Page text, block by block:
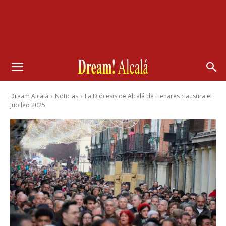
Dream Alcalá Noticias
La Diócesis de Alcalá de Henares clausura el
Jubileo 2025